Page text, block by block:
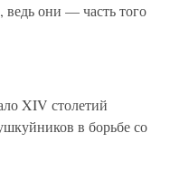
они — часть того
XIV столетий
в борьбе со